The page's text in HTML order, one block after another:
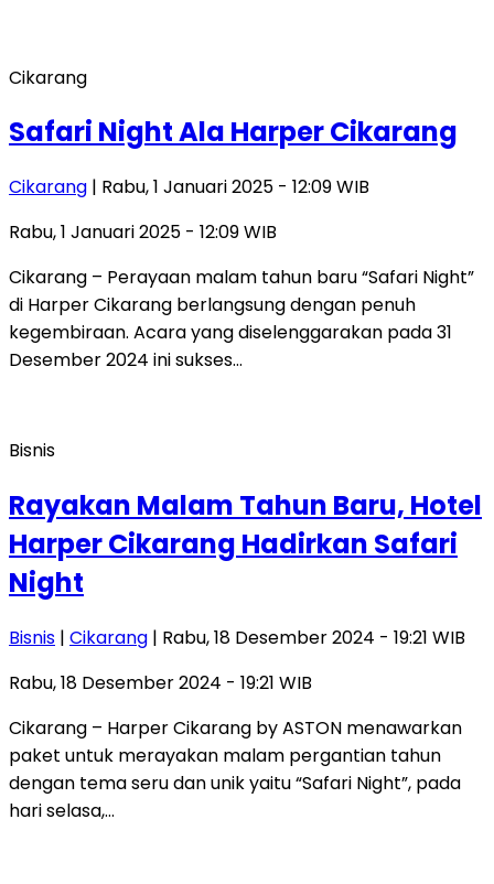
Cikarang
Safari Night Ala Harper Cikarang
Cikarang | Rabu, 1 Januari 2025 - 12:09 WIB
Rabu, 1 Januari 2025 - 12:09 WIB
Cikarang – Perayaan malam tahun baru “Safari Night”
di Harper Cikarang berlangsung dengan penuh
kegembiraan. Acara yang diselenggarakan pada 31
Desember 2024 ini sukses…
Bisnis
Rayakan Malam Tahun Baru, Hotel
Harper Cikarang Hadirkan Safari
Night
Bisnis | Cikarang | Rabu, 18 Desember 2024 - 19:21 WIB
Rabu, 18 Desember 2024 - 19:21 WIB
Cikarang – Harper Cikarang by ASTON menawarkan
paket untuk merayakan malam pergantian tahun
dengan tema seru dan unik yaitu “Safari Night”, pada
hari selasa,…